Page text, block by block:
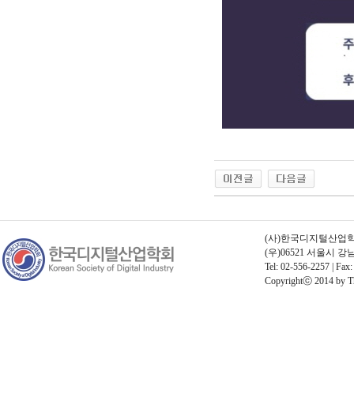
(사)한국디지털산업
(우)06521 서울시 강
Tel: 02-556-2257 |
Copyrightⓒ 2014 by